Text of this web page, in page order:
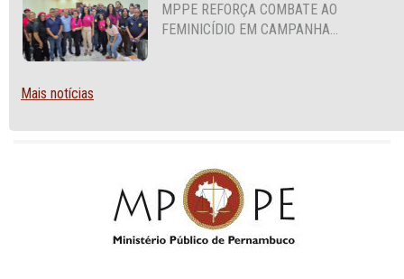
MPPE REFORÇA COMBATE AO
FEMINICÍDIO EM CAMPANHA
Mais notícias